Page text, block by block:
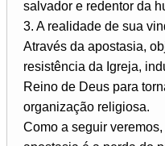
salvador e redentor da
3. A realidade de sua
Através da apostasia,
resistência da Igreja,
Reino de Deus para
organização religiosa.
Como a seguir